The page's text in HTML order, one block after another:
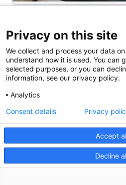
Guiado flexible para nuevos
Privacy on this site
We collect and process your data
understand how it is used. You can
selected purposes, or you can
information, see our privacy policy.
Analytics
Accept
Decline
Consent details Privacy